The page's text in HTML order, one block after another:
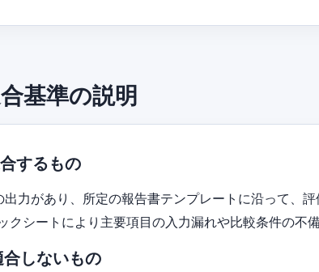
基準の説明
するもの
出力があり、所定の報告書テンプレートに沿って、
クシートにより主要項目の入力漏れや比較条件の不
しないもの